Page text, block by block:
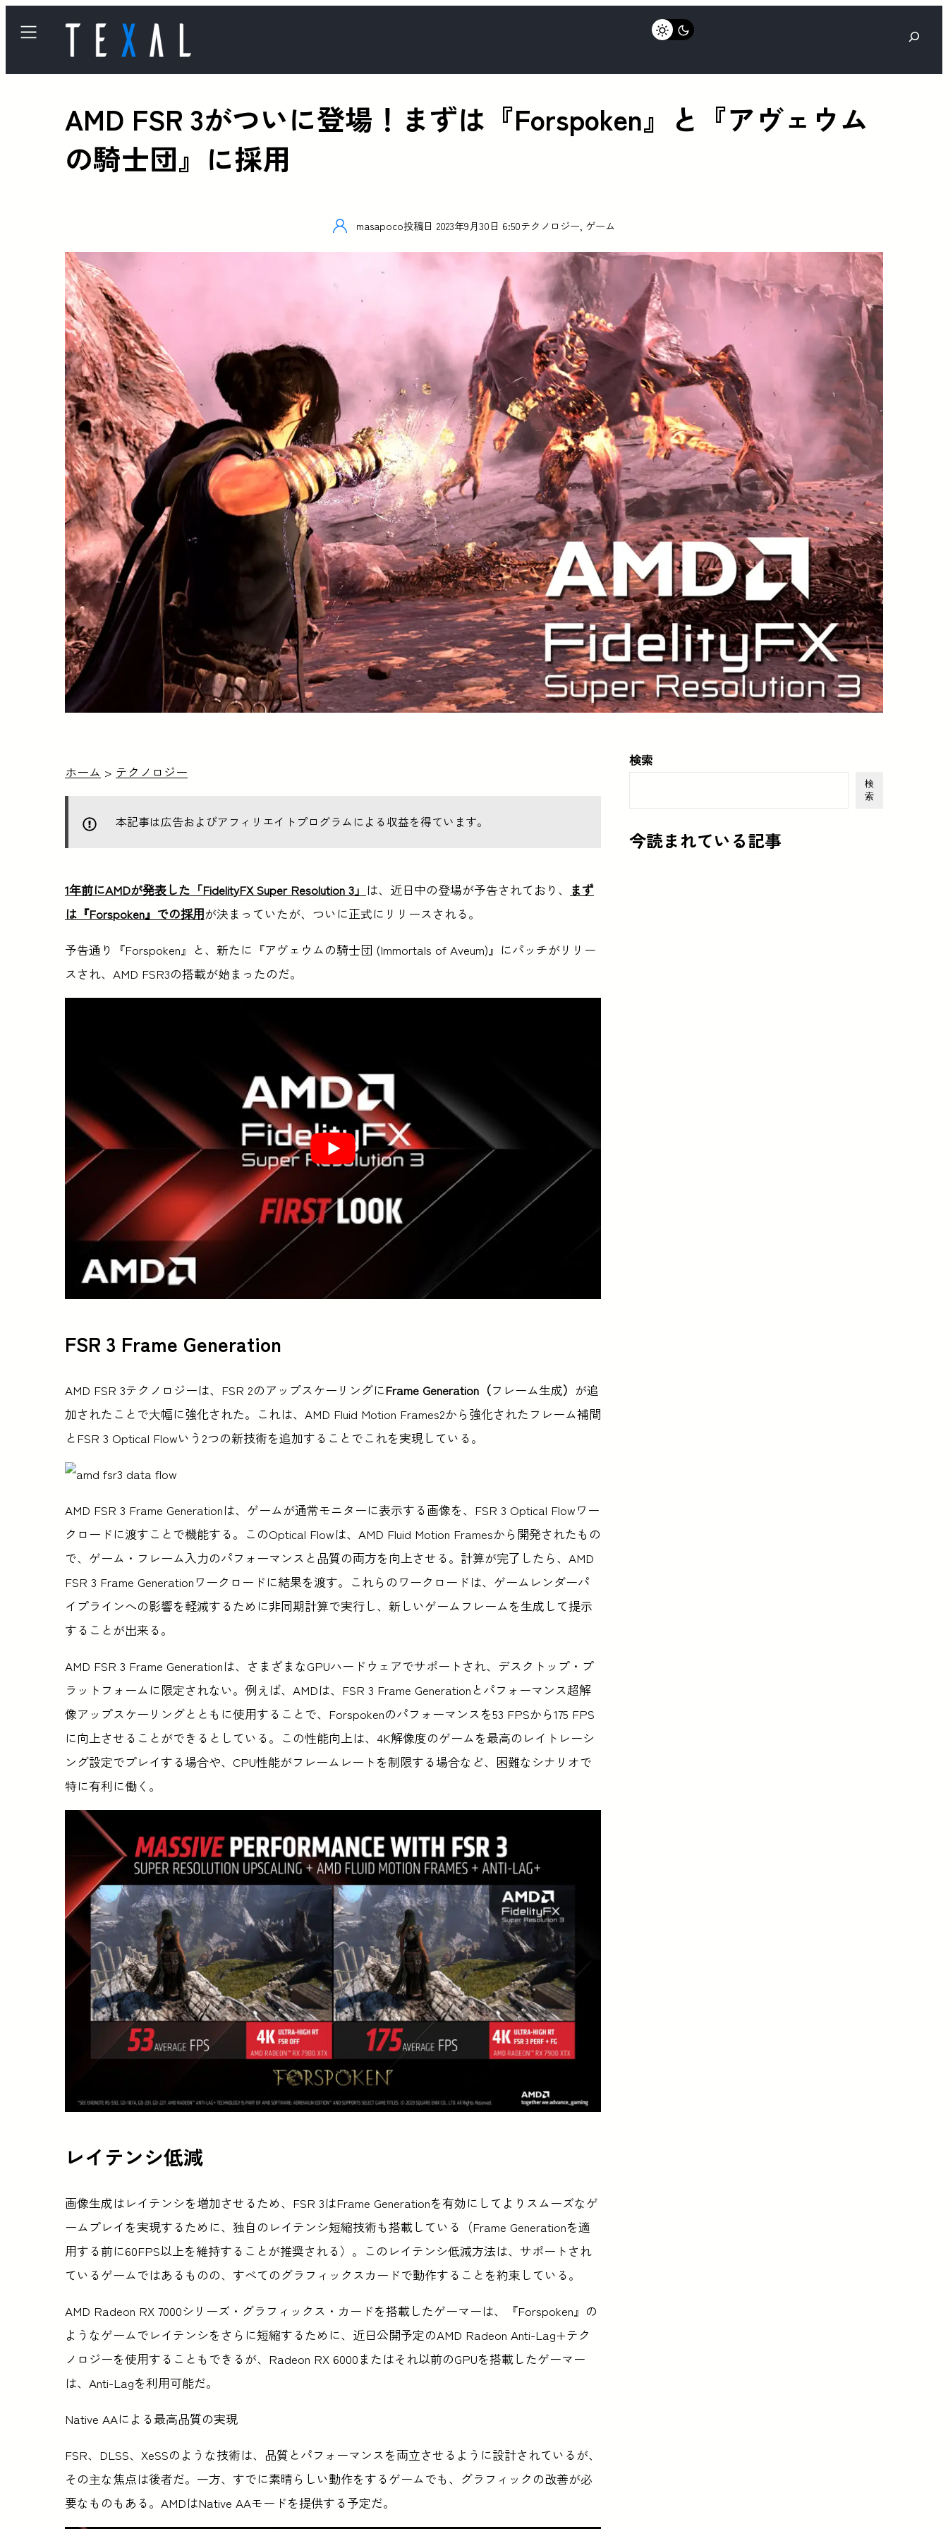
検
AMD FSR 3がついに登場！まずは『Forspoken』と『アヴェウム
の騎士団』に採用
masapoco投稿日 2023年9月30日 6:50テクノロジー, ゲーム
ホーム > テクノロジー
本記事は広告およびアフィリエイトプログラムによる収益を得ています。
1年前にAMDが発表した「FidelityFX Super Resolution 3」 は、近日中の登場が予告されており、
まず
は『Forspoken』での採用が決まっていたが、ついに正式にリリースされる。
予告通り『Forspoken』と、新たに『アヴェウムの騎士団 (Immortals of Aveum)』にパッチがリリー
スされ、AMD FSR3の搭載が始まったのだ。
FSR 3 Frame Generation
AMD FSR 3テクノロジーは、FSR 2のアップスケーリングにFrame Generation（フレーム生成） が追
加されたことで大幅に強化された。これは、AMD Fluid Motion Frames2から強化されたフレーム補間
とFSR 3 Optical Flowいう2つの新技術を追加することでこれを実現している。
AMD FSR 3 Frame Generationは、ゲームが通常モニターに表示する画像を、FSR 3 Optical Flowワー
クロードに渡すことで機能する。このOptical Flowは、AMD Fluid Motion Framesから開発されたもの
で、ゲーム・フレーム入力のパフォーマンスと品質の両方を向上させる。計算が完了したら、AMD
FSR 3 Frame Generationワークロードに結果を渡す。これらのワークロードは、ゲームレンダーパ
イプラインへの影響を軽減するために非同期計算で実行し、新しいゲームフレームを生成して提示
することが出来る。
AMD FSR 3 Frame Generationは、さまざまなGPUハードウェアでサポートされ、デスクトップ・プ
ラットフォームに限定されない。例えば、AMDは、FSR 3 Frame Generationとパフォーマンス超解
像アップスケーリングとともに使用することで、Forspokenのパフォーマンスを53 FPSから175 FPS
に向上させることができるとしている。この性能向上は、4K解像度のゲームを最高のレイトレーシ
ング設定でプレイする場合や、CPU性能がフレームレートを制限する場合など、困難なシナリオで
特に有利に働く。
レイテンシ低減
画像生成はレイテンシを増加させるため、FSR 3はFrame Generationを有効にしてよりスムーズなゲ
ームプレイを実現するために、独自のレイテンシ短縮技術も搭載している（Frame Generationを適
用する前に60FPS以上を維持することが推奨される）。このレイテンシ低減方法は、サポートされ
ているゲームではあるものの、すべてのグラフィックスカードで動作することを約束している。
AMD Radeon RX 7000シリーズ・グラフィックス・カードを搭載したゲーマーは、『Forspoken』の
ようなゲームでレイテンシをさらに短縮するために、近日公開予定のAMD Radeon Anti-Lag+テク
ノロジーを使用することもできるが、Radeon RX 6000またはそれ以前のGPUを搭載したゲーマー
は、Anti-Lagを利用可能だ。
Native AAによる最高品質の実現
FSR、DLSS、XeSSのような技術は、品質とパフォーマンスを両立させるように設計されているが、
その主な焦点は後者だ。一方、すでに素晴らしい動作をするゲームでも、グラフィックの改善が必
要なものもある。AMDはNative AAモードを提供する予定だ。
検索
検
索
今読まれている記事